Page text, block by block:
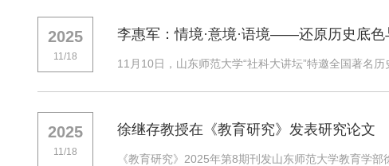
2025
11/18
李惠军：情境·意境·语境——还原历史底色
11月10日，山东师范大学“社科大讲坛”特邀全国著名历
2025
11/18
徐继存教授在《教育研究》发表研究论文
《教育研究》2025年第8期刊发山东师范大学教育学